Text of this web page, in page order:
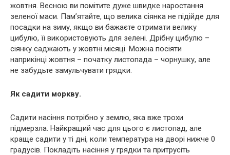
жовтня. Весною ви помітите дуже швидке наростання
зеленої маси. Пам’ятайте, що велика сіянка не підійде для
посадки на зиму, якщо ви бажаєте отримати велику
цибулю, її використовують для зелені. Дрібну цибулю –
сіянку саджають у жовтні місяці. Можна посіяти
наприкінці жовтня – початку листопада – чорнушку, але
не забудьте замульчувати грядки.
Як садити моркву.
Садити насіння потрібно у землю, яка вже трохи
підмерзла. Найкращий час для цього є листопад, але
краще садити у ті дні, коли температура на дворі нижче 0
градусів. Покладіть насіння у грядки та притрусіть